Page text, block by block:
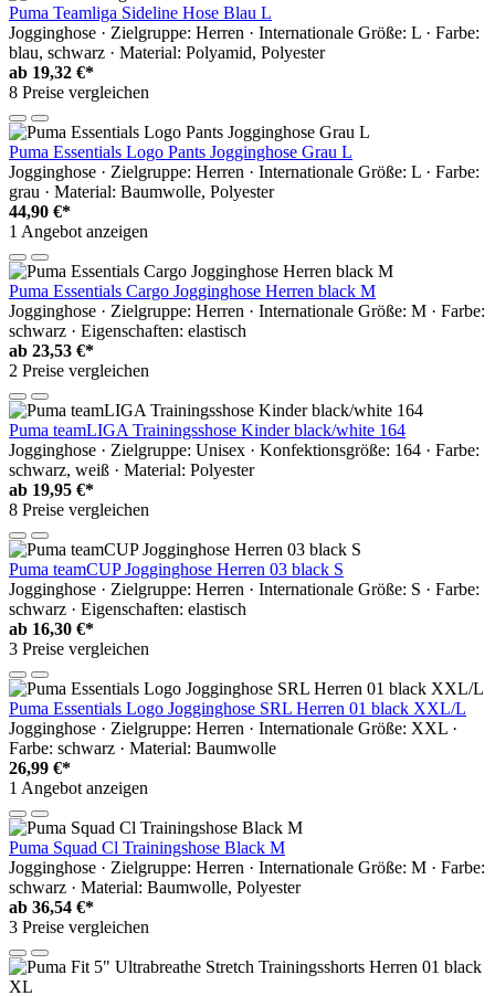
Puma Teamliga Sideline Hose Blau L
Jogginghose · Zielgruppe: Herren · Internationale Größe: L · Farbe:
blau, schwarz · Material: Polyamid, Polyester
ab 19,32 €*
8 Preise vergleichen
Puma Essentials Logo Pants Jogginghose Grau L
Jogginghose · Zielgruppe: Herren · Internationale Größe: L · Farbe:
grau · Material: Baumwolle, Polyester
44,90 €*
1 Angebot anzeigen
Puma Essentials Cargo Jogginghose Herren black M
Jogginghose · Zielgruppe: Herren · Internationale Größe: M · Farbe:
schwarz · Eigenschaften: elastisch
ab 23,53 €*
2 Preise vergleichen
Puma teamLIGA Trainingsshose Kinder black/white 164
Jogginghose · Zielgruppe: Unisex · Konfektionsgröße: 164 · Farbe:
schwarz, weiß · Material: Polyester
ab 19,95 €*
8 Preise vergleichen
Puma teamCUP Jogginghose Herren 03 black S
Jogginghose · Zielgruppe: Herren · Internationale Größe: S · Farbe:
schwarz · Eigenschaften: elastisch
ab 16,30 €*
3 Preise vergleichen
Puma Essentials Logo Jogginghose SRL Herren 01 black XXL/L
Jogginghose · Zielgruppe: Herren · Internationale Größe: XXL ·
Farbe: schwarz · Material: Baumwolle
26,99 €*
1 Angebot anzeigen
Puma Squad Cl Trainingshose Black M
Jogginghose · Zielgruppe: Herren · Internationale Größe: M · Farbe:
schwarz · Material: Baumwolle, Polyester
ab 36,54 €*
3 Preise vergleichen